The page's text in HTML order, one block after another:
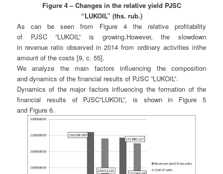
Figure 4 – Changes in the relative yield PJSC
“LUKOIL” (ths. rub.)
As can be seen from Figure 4 the relative profitability
of PJSC ”LUKOIL” is growing.However, the slowdown
in revenue ratio observed in 2014 from ordinary activities inthe
amount of the costs [9, c. 55].
We analyze the main factors influencing the composition
and dynamics of the financial results of PJSC ”LUKOIL”.
Dynamics of the major factors influencing the formation of the
financial results of PJSC”LUKOIL”, is shown in Figure 5
and Figure 6.